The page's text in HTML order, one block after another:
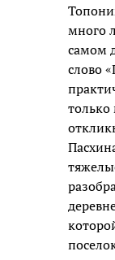
много
самом
слово
только